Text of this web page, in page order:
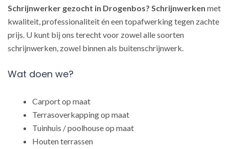
Schrijnwerker gezocht in Drogenbos? Schrijnwerken met
kwaliteit, professionaliteit én een topafwerking tegen zachte
prijs. U kunt bij ons terecht voor zowel alle soorten
schrijnwerken, zowel binnen als buitenschrijnwerk.
Wat doen we?
Carport op maat
Terrasoverkapping op maat
Tuinhuis / poolhouse op maat
Houten terrassen